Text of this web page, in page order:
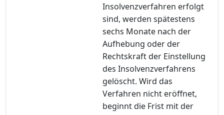
Insolvenzverfahren erfolgt
sind, werden spätestens
sechs Monate nach der
Aufhebung oder der
Rechtskraft der Einstellung
des Insolvenzverfahrens
gelöscht. Wird das
Verfahren nicht eröffnet,
beginnt die Frist mit der